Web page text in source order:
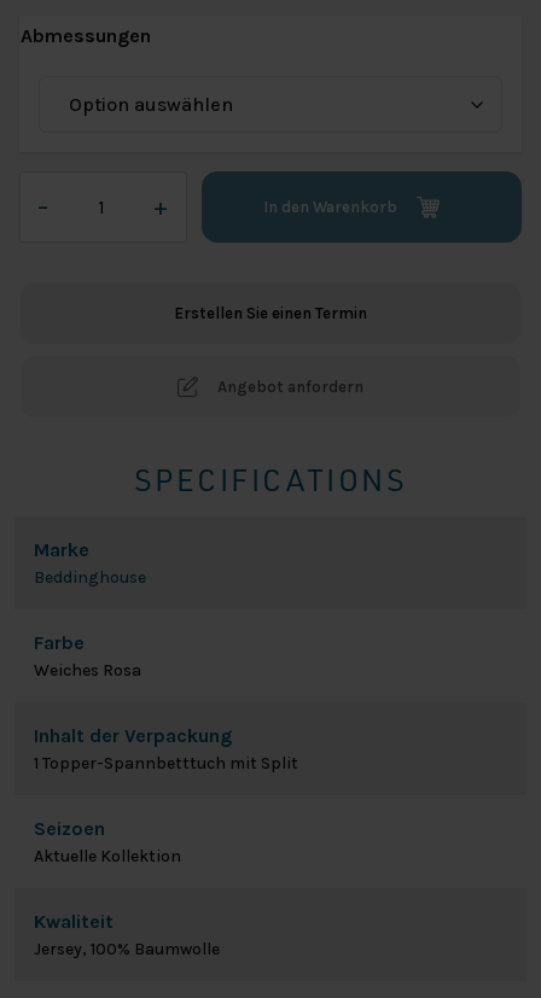
Abmessungen
–
Jersey
+ In den Warenkorb
Erstellen Sie einen Termin
Angebot anfordern
SPECIFICATIONS
Marke
Beddinghouse
Farbe
Weiches Rosa
Inhalt der Verpackung
1 Topper-Spannbetttuch mit Split
Seizoen
Aktuelle Kollektion
Kwaliteit
Jersey, 100% Baumwolle